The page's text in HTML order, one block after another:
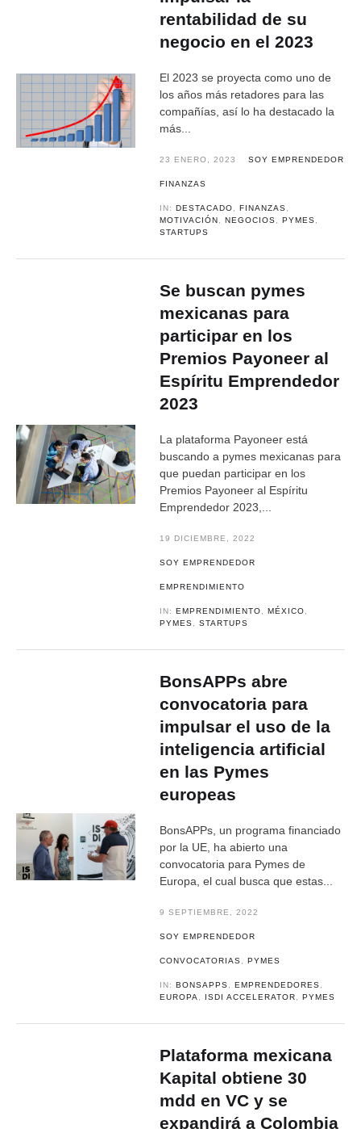
rentabilidad de su
negocio en el 2023
El 2023 se proyecta como uno de
los años más retadores para las
compañías, así lo ha destacado la
más...
23 ENERO, 2023 SOY EMPRENDEDOR
FINANZAS
IN:DESTACADO ,FINANZAS
MOTIVACIÓN
,NEGOCIOS ,PYMES
STARTUPS
Se buscan pymes
mexicanas para
participar en los
Premios Payoneer al
Espíritu Emprendedor
2023
La plataforma Payoneer está
buscando a pymes mexicanas para
que puedan participar en los
Premios Payoneer al Espíritu
Emprendedor 2023,...
19 DICIEMBRE, 2022
SOY EMPRENDEDOR
EMPRENDIMIENTO
IN:EMPRENDIMIENTO ,MÉXICO
PYMES
,STARTUPS
BonsAPPs abre
convocatoria para
impulsar el uso de la
inteligencia artificial
en las Pymes
europeas
BonsAPPs, un programa financiado
por la UE, ha abierto una
convocatoria para Pymes de
Europa, el cual busca que estas...
9 SEPTIEMBRE, 2022
SOY EMPRENDEDOR
CONVOCATORIAS ,PYMES
IN:BONSAPPS ,EMPRENDEDORES
EUROPA
ISDI ACCELERATOR ,PYMES
Plataforma mexicana
Kapital obtiene 30
mdd en VC y se
expandirá a Colombia